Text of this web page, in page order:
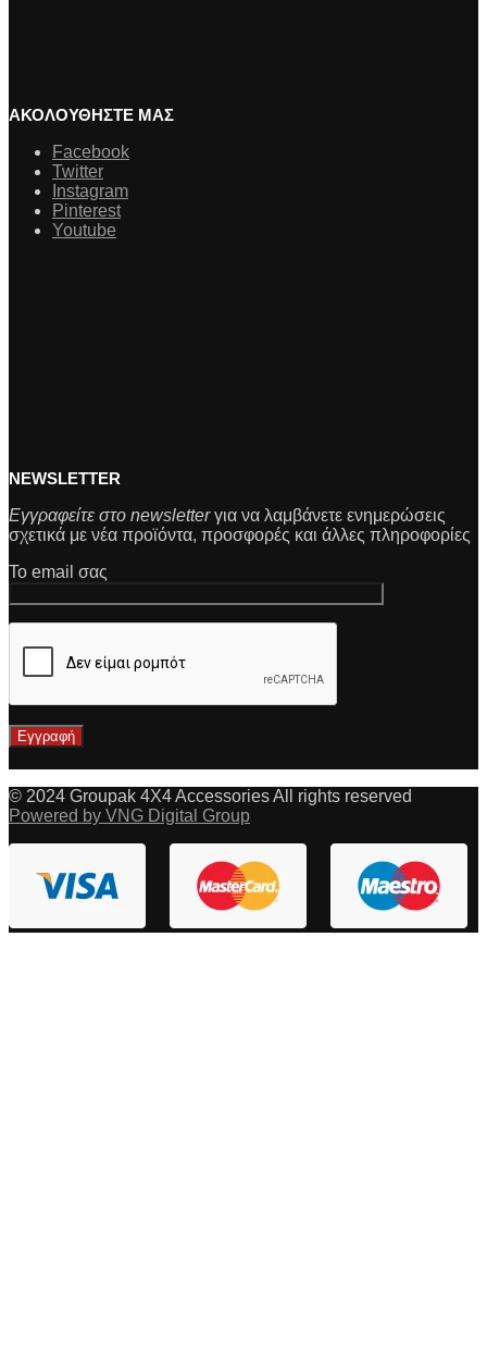
ΑΚΟΛΟΥΘΗΣΤΕ ΜΑΣ
Facebook
Twitter
Instagram
Pinterest
Youtube
NEWSLETTER
Εγγραφείτε στο newsletterγια να λαμβάνετε ενημερώσεις
σχετικά με νέα προϊόντα, προσφορές και άλλες πληροφορίες
Το email σας
© 2024 Groupak 4X4 Accessories All rights reserved
Powered by VNG Digital Group